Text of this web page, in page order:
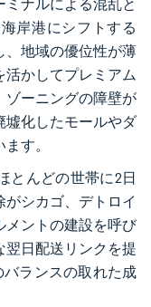
ナルによる混乱と
岸港にシフトする
、地域の優位性が薄
かしてプレミアム
ゾーニングの障壁が
墟化したモールやダ
ます。
とんどの世帯に2日
シカゴ、デトロイ
メントの建設を呼び
日配送リンクを提
ランスの取れた成